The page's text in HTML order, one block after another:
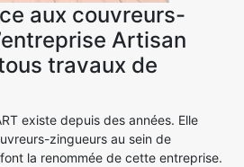
aux couvreurs-
Artisan
travaux de
existe depuis des années. Elle
zingueurs au sein de
la renommée de cette entreprise.